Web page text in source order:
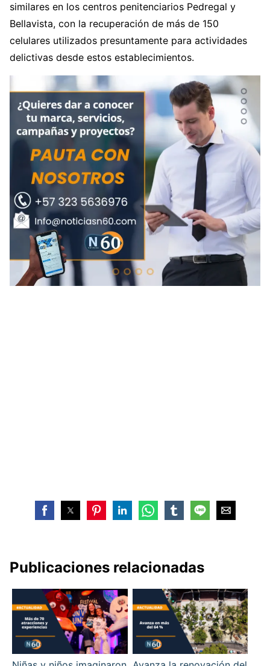
similares en los centros penitenciarios Pedregal y
Bellavista, con la recuperación de más de 150
celulares utilizados presuntamente para actividades
delictivas desde estos establecimientos.
Publicaciones relacionadas